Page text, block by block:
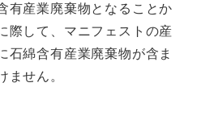
有産業廃棄物となるこ とか
際 し て、マニフェ ストの産
石綿含有産業廃棄物が含 ま
ません。